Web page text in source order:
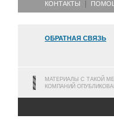
КОНТАКТЫ
ОБРАТНАЯ СВЯЗЬ
МАТЕРИАЛЫ С ТАКОЙ
КОМПАНИЙ